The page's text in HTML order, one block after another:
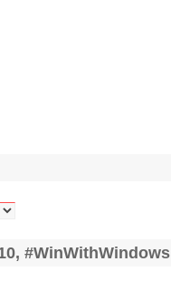
#WinWithWindows